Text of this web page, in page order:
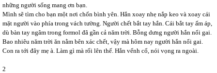
những người sống mang ơn bạn.
Mình sẽ tìm cho bạn một nơi chốn bình yên. Hắn xoay nhẹ nắp keo và xoay cái
mặt người vào phía trong vách tường. Người chết bắt tay hắn. Cái bắt tay ấm áp,
dù bàn tay ngâm trong formol đã gần cả năm trời. Bỗng dưng người hắn nổi gai.
Bao nhiêu năm trời ăn nằm bên xác chết, vậy mà hôm nay người hắn nổi gai.
Con ra tới đây mẹ à. Làm gì mà rối lên thế. Hắn vểnh cổ, nói vọng ra ngoài.
2